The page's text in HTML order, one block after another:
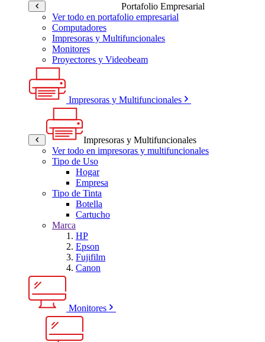
Portafolio Empresarial
Ver todo en portafolio empresarial
Computadores
Impresoras y Multifuncionales
Monitores
Proyectores y Videobeam
Impresoras y Multifuncionales
Impresoras y Multifuncionales
Ver todo en impresoras y multifuncionales
Tipo de Uso
Hogar
Empresa
Tipo de Tinta
Botella
Cartucho
Marca
HP
Epson
Fujifilm
Canon
Monitores